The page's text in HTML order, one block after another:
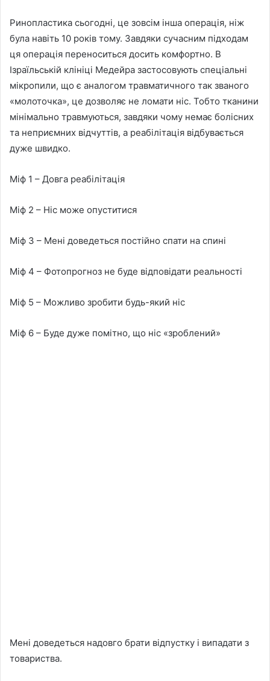
Ринопластика сьогодні, це зовсім інша операція, ніж
була навіть 10 років тому. Завдяки сучасним підходам
ця операція переноситься досить комфортно. В
Ізраїльській клініці Медейра застосовують спеціальні
мікропили, що є аналогом травматичного так званого
«молоточка», це дозволяє не ломати ніс. Тобто тканини
мінімально травмуються, завдяки чому немає болісних
та неприємних відчуттів, а реабілітація відбувається
дуже швидко.
Міф 1 – Довга реабілітація
Міф 2 – Ніс може опуститися
Міф 3 – Мені доведеться постійно спати на спині
Міф 4 – Фотопрогноз не буде відповідати реальності
Міф 5 – Можливо зробити будь-який ніс
Міф 6 – Буде дуже помітно, що ніс «зроблений»
Мені доведеться надовго брати відпустку і випадати з
товариства.